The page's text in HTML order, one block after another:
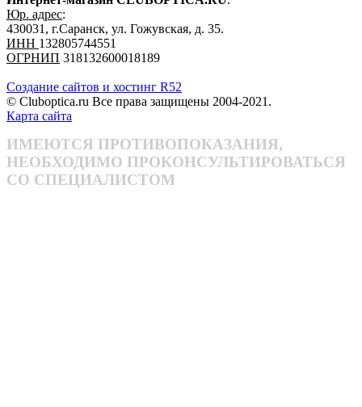
Юр. адрес:
430031, г.Саранск, ул. Гожувская, д. 35.
ИНН 132805744551
ОГРНИП 318132600018189
Создание сайтов и хостинг R52
© Cluboptica.ru Все права защищены 2004-2021.
Карта сайта
ИМЕЮТСЯ ПРОТИВОПОКАЗАНИЯ,
НЕОБХОДИМО ПРОКОНСУЛЬТИРОВАТЬСЯ
СО СПЕЦИАЛИСТОМ